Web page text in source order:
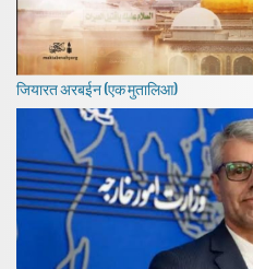
जियारत अरबईन (एक मुतालिआ)